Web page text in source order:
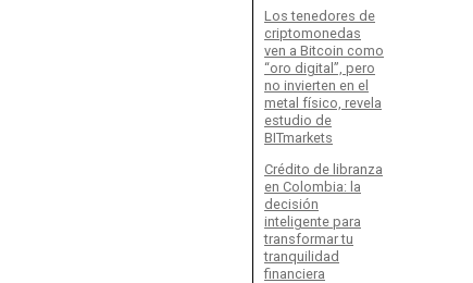
Los tenedores de
criptomonedas
ven a Bitcoin como
“oro digital”, pero
no invierten en el
metal físico, revela
estudio de
BITmarkets
Crédito de libranza
en Colombia: la
decisión
inteligente para
transformar tu
tranquilidad
financiera